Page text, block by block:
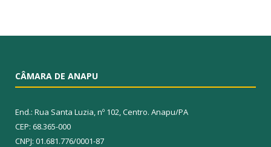
CÂMARA DE ANAPU
End.: Rua Santa Luzia, nº 102, Centro. Anapu/PA
CEP: 68.365-000
CNPJ: 01.681.776/0001-87